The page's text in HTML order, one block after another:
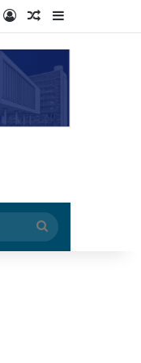
Log InRandom Article
Sidebar
Buscar
por